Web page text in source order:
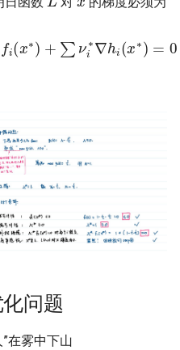
x ∗ +∑ ∗∇ i(x∗ = 0
问题
在雾中下山